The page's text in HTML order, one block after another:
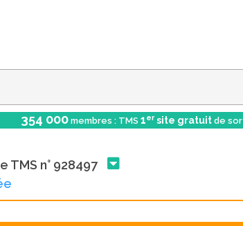
354 000 membres : TMS 1er site gratuit de
TMS n° 928497